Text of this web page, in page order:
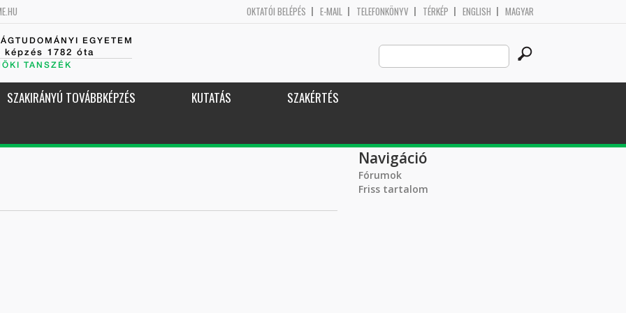
OKTATÓI BELÉPÉS E-MAIL TELEFONKÖNYV TÉRKÉP ENGLISH MAGYAR
EGYETEM
1782 óta
TANSZÉK
Search
this
site
SZAKIRÁNYÚ TOVÁBBKÉPZÉS KUTATÁS
SZAKÉRTÉS
Navigáció
Fórumok
Friss tartalom